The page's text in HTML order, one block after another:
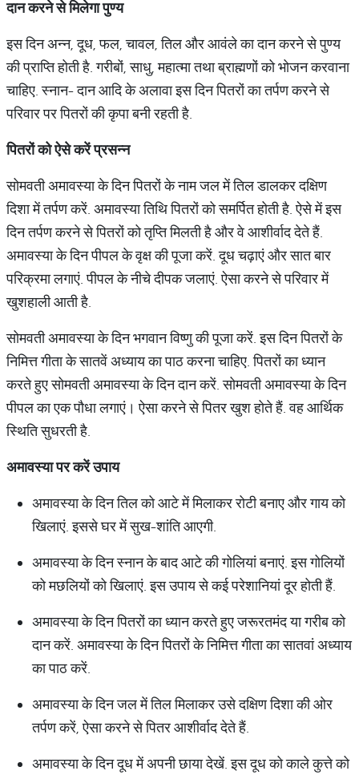
दानकरनेसेमिलेगापुण्य
इस दिन अन्न, दूध, फल, चावल, तिल और आवंले का दान करने से पुण्य
की प्राप्ति होती है. गरीबों, साधु, महात्मा तथा ब्राह्मणों को भोजन करवाना
चाहिए. स्नान- दान आदि के अलावा इस दिन पितरों का तर्पण करने से
परिवार पर पितरों की कृपा बनी रहती है.
पितरोंकोऐसेकरेंप्रसन्न
सोमवती अमावस्या के दिन पितरों के नाम जल में तिल डालकर दक्षिण
दिशा में तर्पण करें. अमावस्या तिथि पितरों को समर्पित होती है. ऐसे में इस
दिन तर्पण करने से पितरों को तृप्ति मिलती है और वे आशीर्वाद देते हैं.
अमावस्या के दिन पीपल के वृक्ष की पूजा करें. दूध चढ़ाएं और सात बार
परिक्रमा लगाएं. पीपल के नीचे दीपक जलाएं. ऐसा करने से परिवार में
खुशहाली आती है.
सोमवती अमावस्या के दिन भगवान विष्णु की पूजा करें. इस दिन पितरों के
निमित्त गीता के सातवें अध्याय का पाठ करना चाहिए. पितरों का ध्यान
करते हुए सोमवती अमावस्या के दिन दान करें. सोमवती अमावस्या के दिन
पीपल का एक पौधा लगाएं। ऐसा करने से पितर खुश होते हैं. वह आर्थिक
स्थिति सुधरती है.
अमावस्यापरकरेंउपाय
अमावस्या के दिन तिल को आटे में मिलाकर रोटी बनाए और गाय को
खिलाएं. इससे घर में सुख-शांति आएगी.
अमावस्या के दिन स्नान के बाद आटे की गोलियां बनाएं. इस गोलियों
को मछलियों को खिलाएं. इस उपाय से कई परेशानियां दूर होती हैं.
अमावस्या के दिन पितरों का ध्यान करते हुए जरूरतमंद या गरीब को
दान करें. अमावस्या के दिन पितरों के निमित्त गीता का सातवां अध्याय
का पाठ करें.
अमावस्या के दिन जल में तिल मिलाकर उसे दक्षिण दिशा की ओर
तर्पण करें, ऐसा करने से पितर आशीर्वाद देते हैं.
अमावस्या के दिन दूध में अपनी छाया देखें. इस दूध को काले कुत्ते को